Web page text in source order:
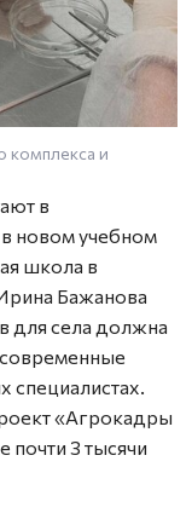
комплекса и
в
новом учебном
школа в
Бажанова
для села должна
специалистах.
«Агрокадры
почти 3 тысячи